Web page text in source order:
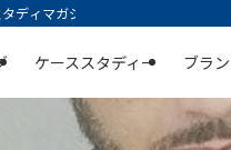
ディマガジン | 空庭
ケーススタディー ブラ